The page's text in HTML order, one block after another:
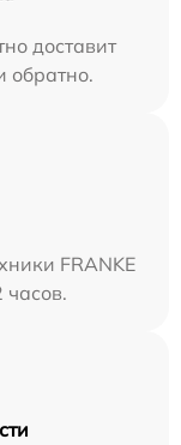
доставит
обратно.
FRANKE
часов.